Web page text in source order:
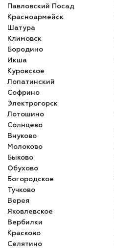
Павловский Посад
Красноармейск
Шатура
Климовск
Бородино
Икша
Куровское
Лопатинский
Софрино
Электрогорск
Лотошино
Солнцево
Внуково
Молоково
Быково
Обухово
Богородское
Тучково
Верея
Яковлевское
Вербилки
Красково
Селятино